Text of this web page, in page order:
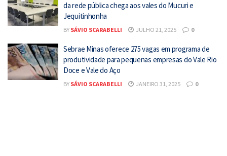
da rede pública chega aos vales do Mucuri e
Jequitinhonha
BY SÁVIO SCARABELLI JULHO 21, 2025 0
Sebrae Minas oferece 275 vagas em programa de
produtividade para pequenas empresas do Vale Rio
Doce e Vale do Aço
BY SÁVIO SCARABELLI JANEIRO 31, 2025 0